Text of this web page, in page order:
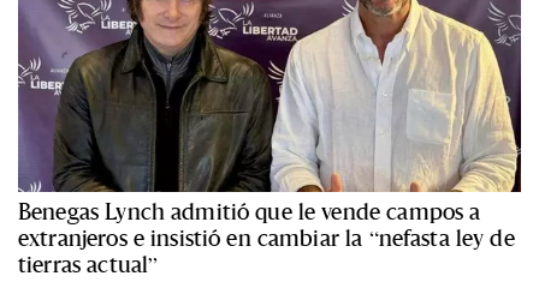
Benegas Lynch admitió que le vende campos a
extranjeros e insistió en cambiar la “nefasta ley de
tierras actual”